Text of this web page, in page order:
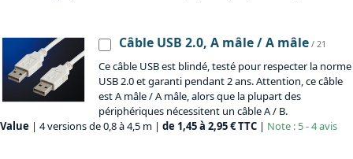
Câble USB 2.0, A mâle / A mâle / 21
Ce câble USB est blindé, testé pour respecter la norme
USB 2.0 et garanti pendant 2 ans. Attention, ce câble
est A mâle / A mâle, alors que la plupart des
périphériques nécessitent un câble A / B.
Value | 4 versions de 0,8 à 4,5 m | de 1,45 à 2,95 € TTC | Note : 5 - 4 avis